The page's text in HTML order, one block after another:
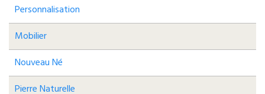
Personnalisation
Mobilier
Nouveau Né
Pierre Naturelle